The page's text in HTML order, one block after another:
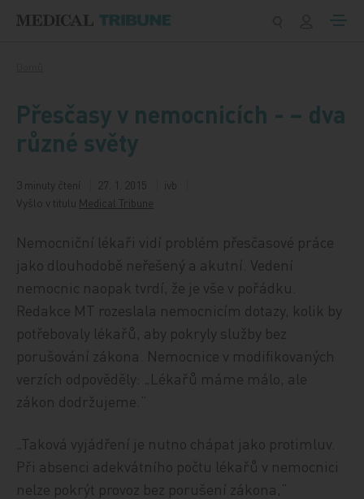
Přesčasy v nemocnicích - – dva
různé světy
3 minuty čtení 27. 1. 2015
ivb
Vyšlo v titulu Medical Tribune
Nemocniční lékaři vidí problém přesčasové práce
jako dlouhodobě neřešený a akutní. Vedení
nemocnic naopak tvrdí, že je vše v pořádku.
Redakce MT rozeslala nemocnicím dotazy, kolik by
potřebovaly lékařů, aby pokryly služby bez
porušování zákona. Nemocnice v modifikovaných
verzích odpověděly: „Lékařů máme málo, ale
zákon dodržujeme.“
„Taková vyjádření je nutno chápat jako protimluv.
Při absenci adekvátního počtu lékařů v nemocnici
nelze pokrýt provoz bez porušení zákona,“